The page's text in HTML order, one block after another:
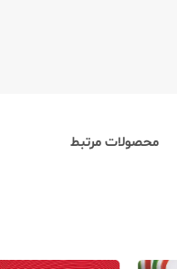
محصولات مرتبط